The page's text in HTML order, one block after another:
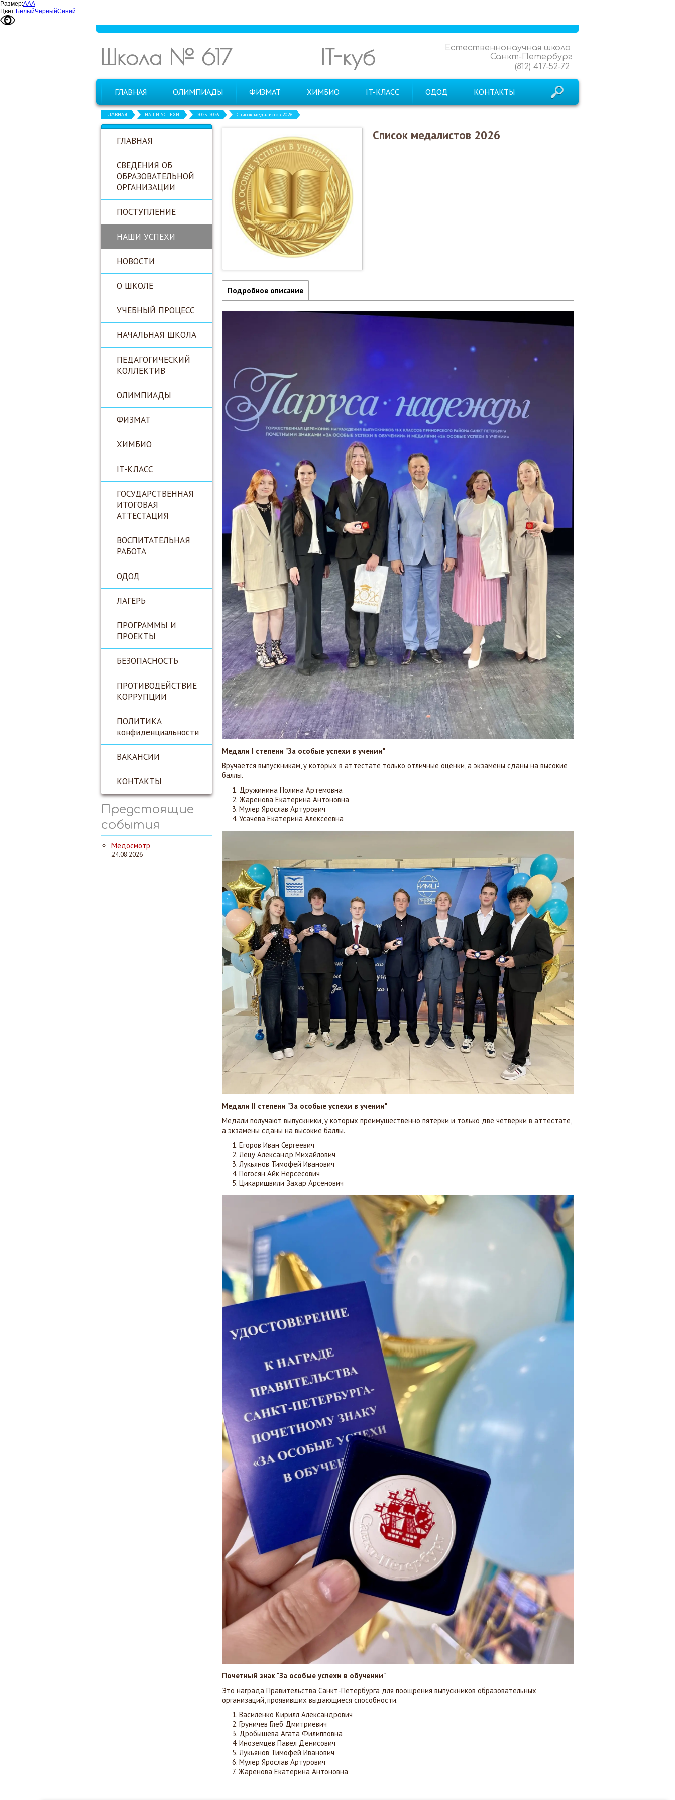
Размер:ААА
Цвет:БелыйЧерныйСиний
Школа № 617
Естественнонаучная школа
Санкт-Петербург
(812) 417-52-72
IT-куб
ГЛАВНАЯ ОЛИМПИАДЫ ФИЗМАТ ХИМБИО IT-КЛАСС ОДОД КОНТАКТЫ
ГЛАВНАЯ НАШИ УСПЕХИ 2025-2026 Список медалистов 2026
ГЛАВНАЯ
СВЕДЕНИЯ ОБ
ОБРАЗОВАТЕЛЬНОЙ
ОРГАНИЗАЦИИ
ПОСТУПЛЕНИЕ
НАШИ УСПЕХИ
НОВОСТИ
О ШКОЛЕ
УЧЕБНЫЙ ПРОЦЕСС
НАЧАЛЬНАЯ ШКОЛА
ПЕДАГОГИЧЕСКИЙ
КОЛЛЕКТИВ
ОЛИМПИАДЫ
ФИЗМАТ
ХИМБИО
IT-КЛАСС
ГОСУДАРСТВЕННАЯ
ИТОГОВАЯ
АТТЕСТАЦИЯ
ВОСПИТАТЕЛЬНАЯ
РАБОТА
ОДОД
ЛАГЕРЬ
ПРОГРАММЫ И
ПРОЕКТЫ
БЕЗОПАСНОСТЬ
ПРОТИВОДЕЙСТВИЕ
КОРРУПЦИИ
ПОЛИТИКА
конфиденциальности
ВАКАНСИИ
КОНТАКТЫ
Предстоящие
события
Медосмотр
24.08.2026
Список медалистов 2026
Подробное описание
Медали I степени "За особые успехи в учении"
Вручается выпускникам, у которых в аттестате только отличные оценки, а экзамены сданы на высокие
баллы.
Дружинина Полина Артемовна
Жаренова Екатерина Антоновна
Мулер Ярослав Артурович
Усачева Екатерина Алексеевна
Медали II степени "За особые успехи в учении"
Медали получают выпускники, у которых преимущественно пятёрки и только две четвёрки в аттестате,
а экзамены сданы на высокие баллы.
Егоров Иван Сергеевич
Лецу Александр Михайлович
Лукьянов Тимофей Иванович
Погосян Айк Нерсесович
Цикаришвили Захар Арсенович
Почетный знак "За особые успехи в обучении"
Это награда Правительства Санкт-Петербурга для поощрения выпускников образовательных
организаций, проявивших выдающиеся способности.
Василенко Кирилл Александрович
Груничев Глеб Дмитриевич
Дробышева Агата Филипповна
Иноземцев Павел Денисович
Лукьянов Тимофей Иванович
Мулер Ярослав Артурович
Жаренова Екатерина Антоновна